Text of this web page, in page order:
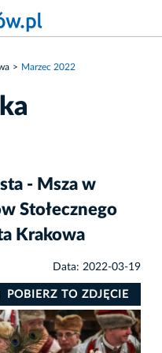
Marzec 2022
- Msza w
Stołecznego
Krakowa
Data: 2022-03-19
POBIERZ TO ZDJĘCIE